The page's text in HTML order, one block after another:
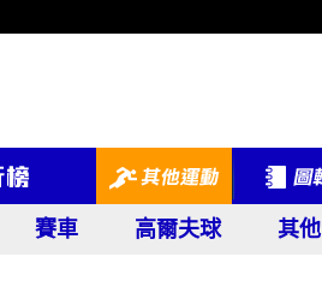
賽車 高爾夫球 其他